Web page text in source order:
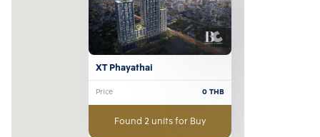
XT Phayathai
Price 0THB
Found 2 units for Buy